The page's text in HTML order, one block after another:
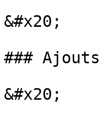
&#x20;
### Ajouts
&#x20;